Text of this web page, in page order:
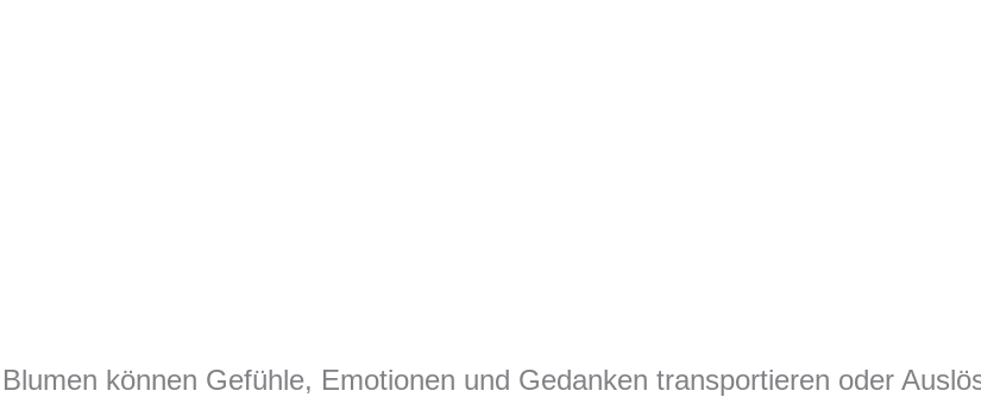
Blumen können Gefühle, Emotionen und Gedanken transportieren oder